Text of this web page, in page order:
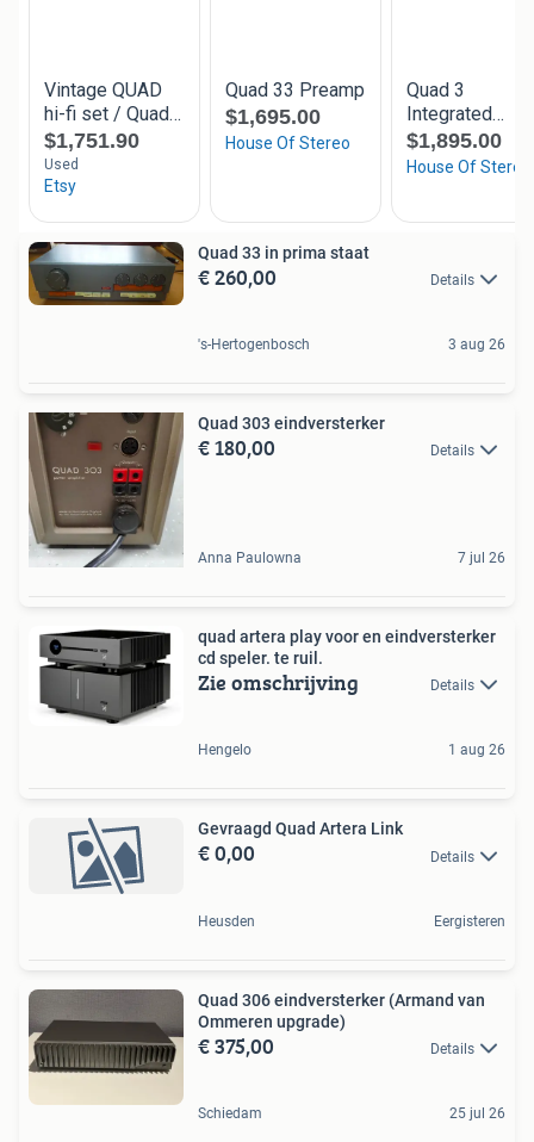
Quad 33 in prima staat
€ 260,00 Details
's-Hertogenbosch 3 aug 26
Quad 303 eindversterker
€ 180,00 Details
Anna Paulowna 7 jul 26
quad artera play voor en eindversterker
cd speler. te ruil.
Zie omschrijving Details
Hengelo 1 aug 26
Gevraagd Quad Artera Link
€ 0,00 Details
Heusden Eergisteren
Quad 306 eindversterker (Armand van
Ommeren upgrade)
€ 375,00 Details
Schiedam 25 jul 26